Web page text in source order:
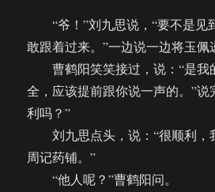
“爷！”刘九思说，“要不是见
敢跟着过来。”一边说一边将玉佩
曹鹤阳笑笑接过，说：“是我
全，应该提前跟你说一声的。”说
利吗？”
刘九思点头，说：“很顺利，
周记药铺。”
“他人呢？”曹鹤阳问。